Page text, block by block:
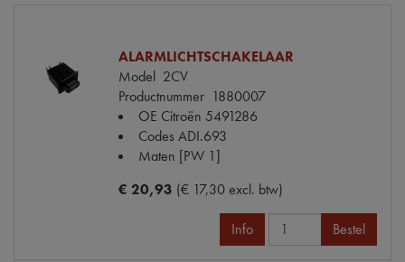
ALARMLICHTSCHAKELAAR
Model 2CV
Productnummer 1880007
OE Citroën 5491286
Codes ADI.693
Maten [PW 1]
€ 20,93 (€ 17,30 excl. btw)
Info Bestel